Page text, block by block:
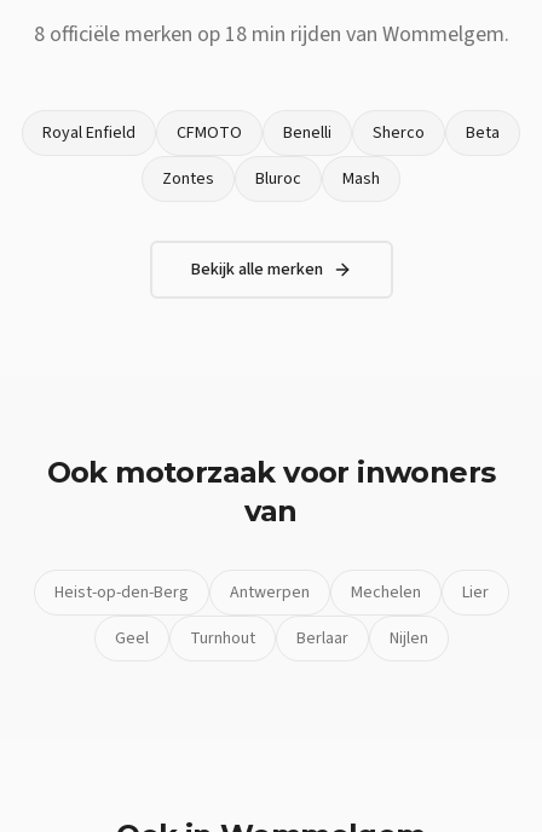
8officiële merken op 18 min rijden van Wommelgem.
Royal Enfield CFMOTO Benelli Sherco
Beta
Zontes
Bluroc Mash
Bekijk alle merken
Ook motorzaakvoor inwoners
van
Heist-op-den-Berg Antwerpen Mechelen
Lier
Geel
Turnhout Berlaar Nijlen